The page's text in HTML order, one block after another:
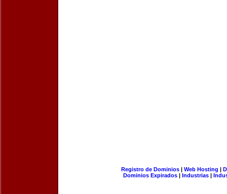
Registro de Dominios| Web Hosting |
Dominios Expirados | Industrias |